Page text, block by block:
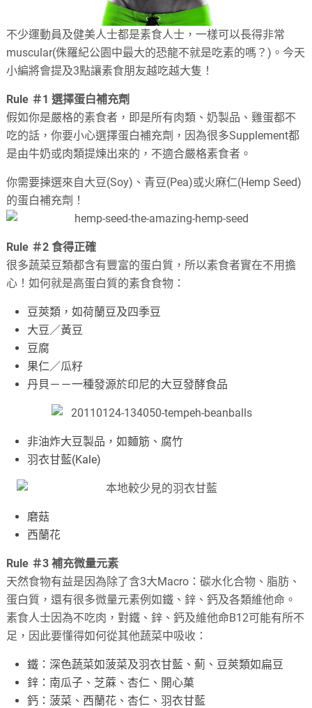
不少運動員及健美人士都是素食人士，一樣可以長得非常
muscular(侏羅紀公園中最大的恐龍不就是吃素的嗎？)。今天
小編將會提及3點讓素食朋友越吃越大隻！
Rule ＃1 選擇蛋白補充劑
假如你是嚴格的素食者，即是所有肉類、奶製品、雞蛋都不
吃的話，你要小心選擇蛋白補充劑，因為很多Supplement都
是由牛奶或肉類提煉出來的，不適合嚴格素食者。
你需要揀選來自大豆(Soy)、青豆(Pea)或火麻仁(Hemp Seed)
的蛋白補充劑！
Rule ＃2 食得正確
很多蔬菜豆類都含有豐富的蛋白質，所以素食者實在不用擔
心！如何就是高蛋白質的素食食物：
豆莢類，如荷蘭豆及四季豆
大豆／黃豆
豆腐
果仁／瓜籽
丹貝－－一種發源於印尼的大豆發酵食品
非油炸大豆製品，如麵筋、腐竹
羽衣甘藍(Kale)
磨菇
西蘭花
Rule ＃3 補充微量元素
天然食物有益是因為除了含3大Macro：碳水化合物、脂肪、
蛋白質，還有很多微量元素例如鐵、鋅、鈣及各類維他命。
素食人士因為不吃肉，對鐵、鋅、鈣及維他命B12可能有所不
足，因此要懂得如何從其他蔬菜中吸收：
鐵：深色蔬菜如菠菜及羽衣甘藍、薊、豆莢類如扁豆
鋅：南瓜子、芝蔴、杏仁、開心菓
鈣：菠菜、西蘭花、杏仁、羽衣甘藍